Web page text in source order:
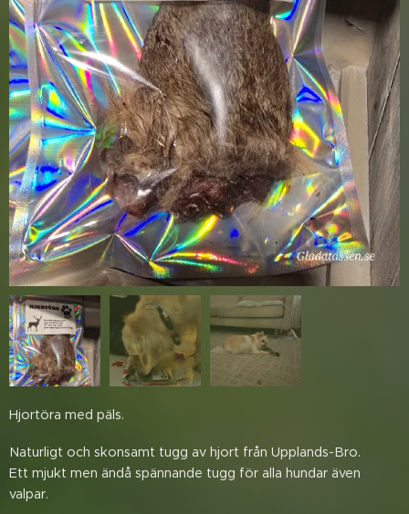
Molle är riktigt nöjd över sin julklapp
Passar även de allra minsta
Hjortöra med päls.
Naturligt och skonsamt tugg av hjort från Upplands-Bro.
Ett mjukt men ändå spännande tugg för alla hundar även
valpar.